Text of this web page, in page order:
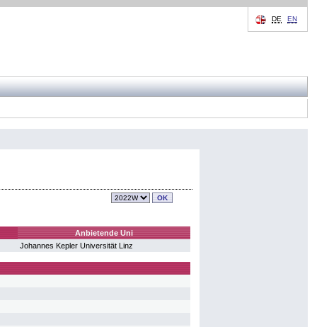
DE EN
Anbietende Uni
Johannes Kepler Universität Linz